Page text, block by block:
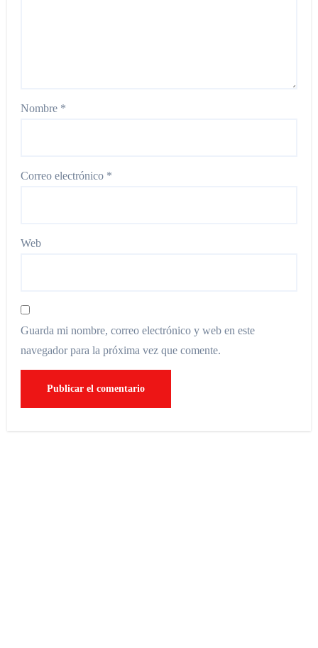
Nombre *
Correo electrónico *
Web
Guarda mi nombre, correo electrónico y web en este
navegador para la próxima vez que comente.